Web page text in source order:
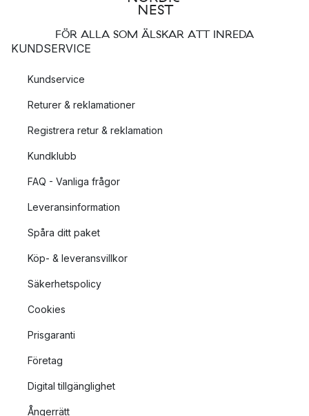
FÖR ALLA SOM ÄLSKAR ATT INREDA
KUNDSERVICE
Kundservice
Returer & reklamationer
Registrera retur & reklamation
Kundklubb
FAQ - Vanliga frågor
Leveransinformation
Spåra ditt paket
Köp- & leveransvillkor
Säkerhetspolicy
Cookies
Prisgaranti
Företag
Digital tillgänglighet
Ångerrätt